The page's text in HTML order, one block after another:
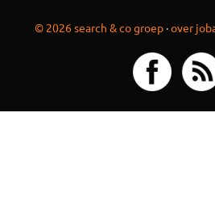
© 2026 search & co groep ·over